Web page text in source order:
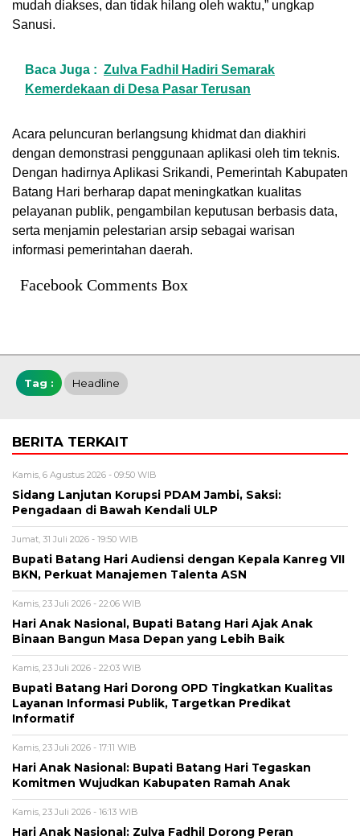
mudah diakses, dan tidak hilang oleh waktu,” ungkap
Sanusi.
Baca Juga : Zulva Fadhil Hadiri Semarak
Kemerdekaan di Desa Pasar Terusan
Acara peluncuran berlangsung khidmat dan diakhiri
dengan demonstrasi penggunaan aplikasi oleh tim teknis.
Dengan hadirnya Aplikasi Srikandi, Pemerintah Kabupaten
Batang Hari berharap dapat meningkatkan kualitas
pelayanan publik, pengambilan keputusan berbasis data,
serta menjamin pelestarian arsip sebagai warisan
informasi pemerintahan daerah.
Facebook Comments Box
Tag : Headline
BERITA TERKAIT
Kamis, 6 Agustus 2026 - 09:50 WIB
Sidang Lanjutan Korupsi PDAM Jambi, Saksi:
Pengadaan di Bawah Kendali ULP
Jumat, 31 Juli 2026 - 19:50 WIB
Bupati Batang Hari Audiensi dengan Kepala Kanreg VII
BKN, Perkuat Manajemen Talenta ASN
Kamis, 23 Juli 2026 - 22:06 WIB
Hari Anak Nasional, Bupati Batang Hari Ajak Anak
Binaan Bangun Masa Depan yang Lebih Baik
Kamis, 23 Juli 2026 - 22:03 WIB
Bupati Batang Hari Dorong OPD Tingkatkan Kualitas
Layanan Informasi Publik, Targetkan Predikat
Informatif
Kamis, 23 Juli 2026 - 17:11 WIB
Hari Anak Nasional: Bupati Batang Hari Tegaskan
Komitmen Wujudkan Kabupaten Ramah Anak
Kamis, 23 Juli 2026 - 16:13 WIB
Hari Anak Nasional: Zulva Fadhil Dorong Peran